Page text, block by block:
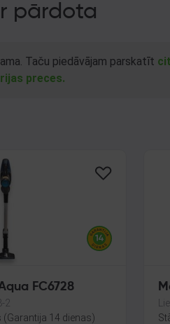
pārdota
Taču piedāvājam parskatīt
preces.
FC6728
2
14 dienas)